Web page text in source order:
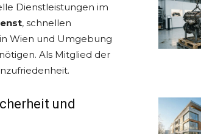
Dienstleistungen im
, schnellen
Wien und Umgebung
Als Mitglied der
und